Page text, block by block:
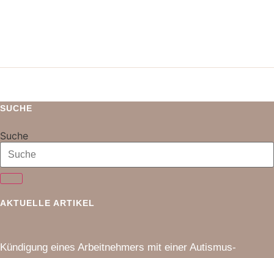
SUCHE
Suche
AKTUELLE ARTIKEL
Kündigung eines Arbeitnehmers mit einer Autismus-